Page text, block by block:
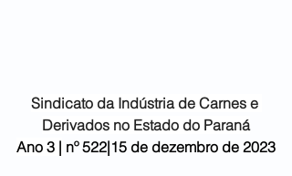
Sindicato da Indústria de Carnes e
Derivados no Estado do Paraná
Ano 3 | nº 522|15 de dezembro de 2023